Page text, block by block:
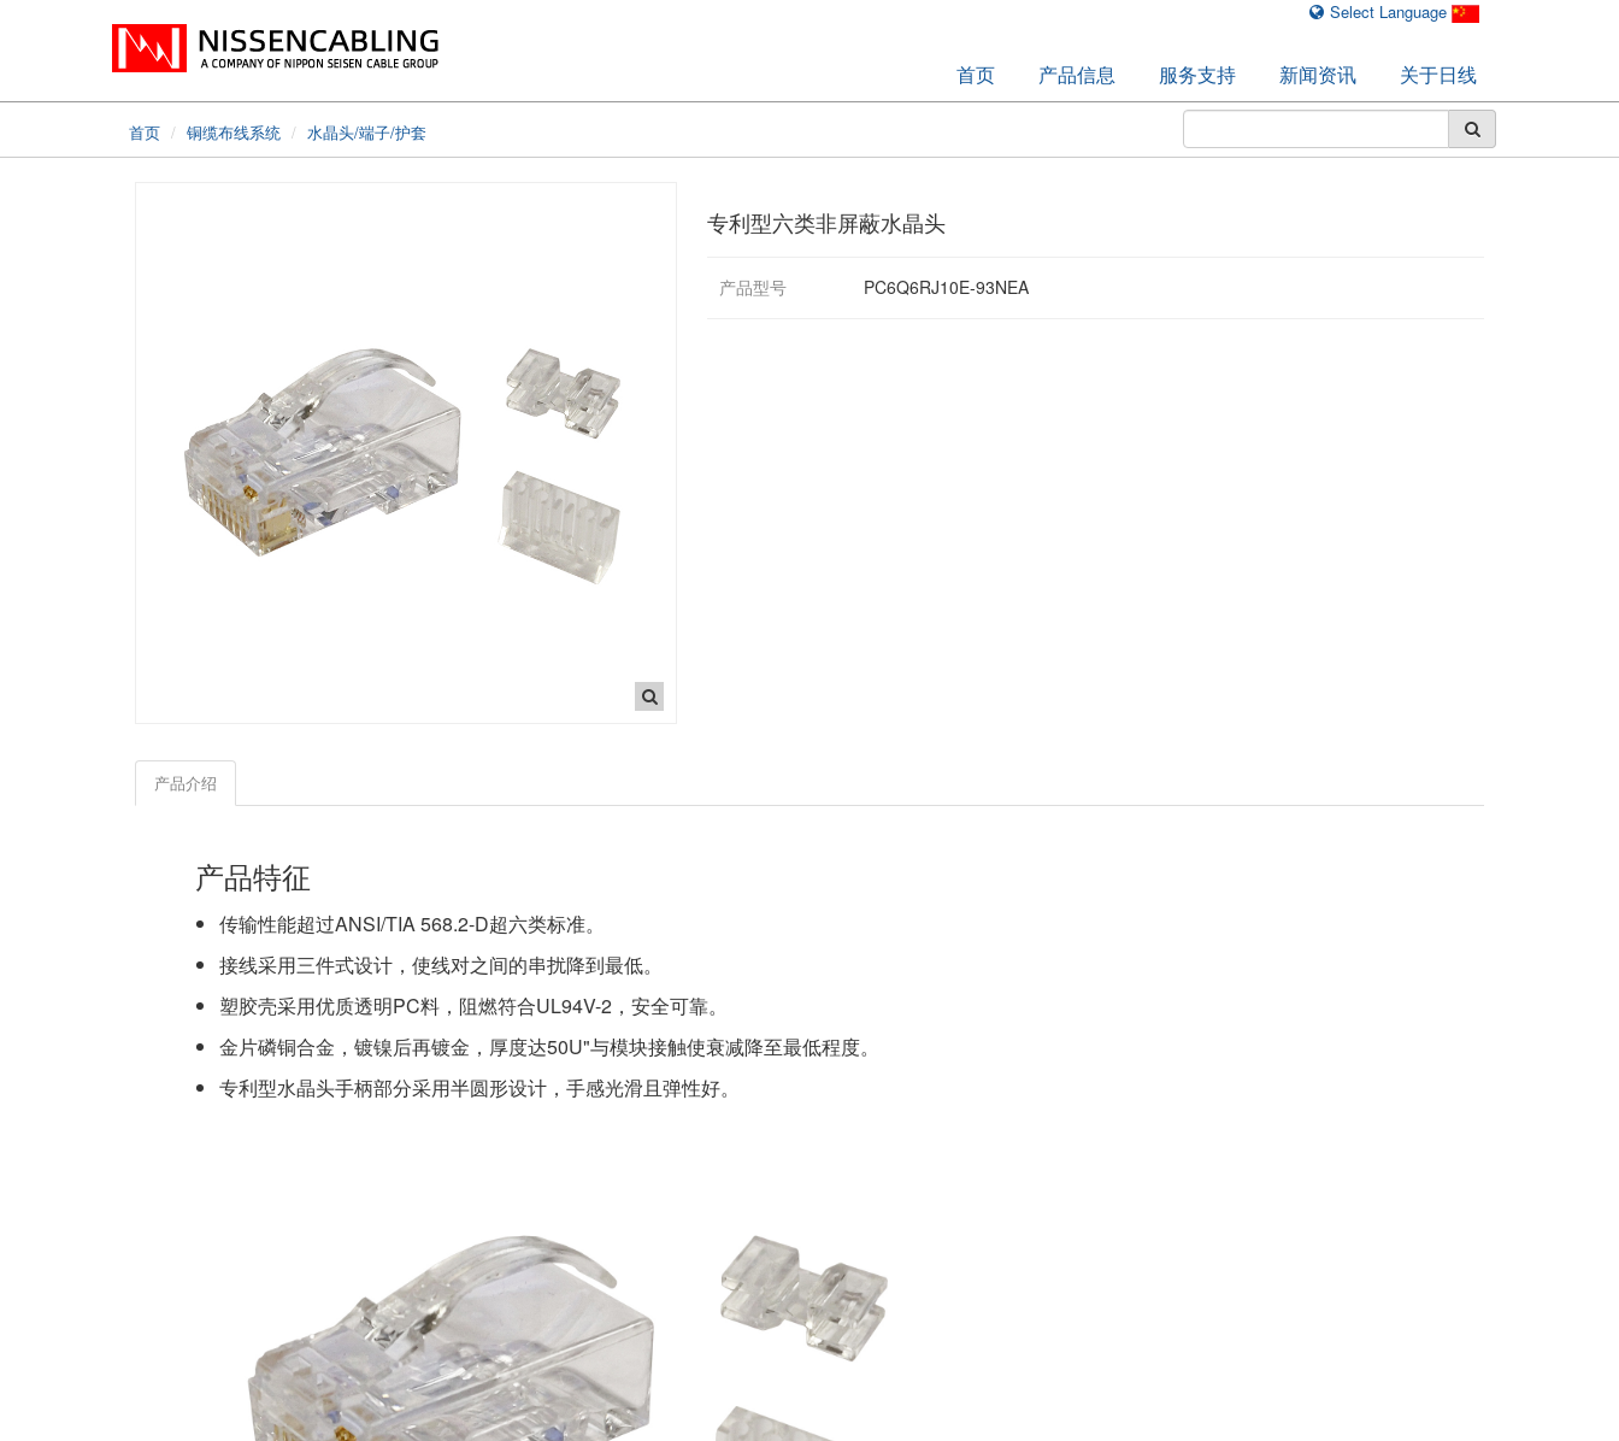
Select Language
首页 产品信息 服务支持 新闻资讯 关于日线
首页 铜缆布线系统 水晶头/端子/护套
专利型六类非屏蔽水晶头
产品型号 PC6Q6RJ10E-93NEA
产品介绍
产品特征
传输性能超过ANSI/TIA 568.2-D超六类标准。
接线采用三件式设计，使线对之间的串扰降到最低。
塑胶壳采用优质透明PC料，阻燃符合UL94V-2，安全可靠。
金片磷铜合金，镀镍后再镀金，厚度达50U"与模块接触使衰减降至最低程度。
专利型水晶头手柄部分采用半圆形设计，手感光滑且弹性好。